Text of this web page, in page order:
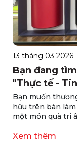
13 tháng 03 2026
Bạn đang
"Thực tế -
Bạn muốn
hữu trên bàn
một món quà tri
ngay Bình/Cốc
Xem thêm